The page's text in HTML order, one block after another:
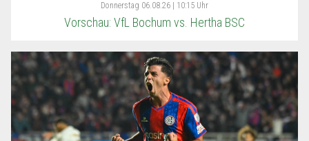
Donnerstag 06.08.26 | 10:15 Uhr
Vorschau: VfL Bochum vs. Hertha BSC